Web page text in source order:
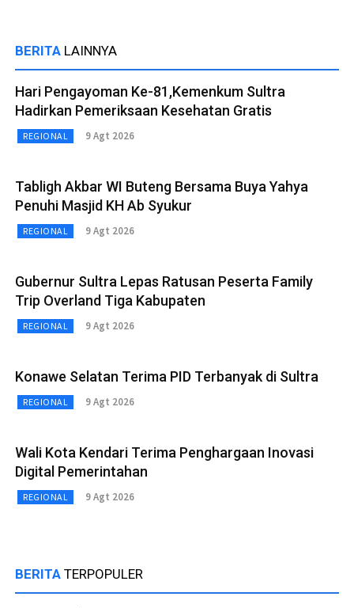
BERITA LAINNYA
Hari Pengayoman Ke-81,Kemenkum Sultra
Hadirkan Pemeriksaan Kesehatan Gratis
REGIONAL 9 Agt 2026
Tabligh Akbar WI Buteng Bersama Buya Yahya
Penuhi Masjid KH Ab Syukur
REGIONAL 9 Agt 2026
Gubernur Sultra Lepas Ratusan Peserta Family
Trip Overland Tiga Kabupaten
REGIONAL 9 Agt 2026
Konawe Selatan Terima PID Terbanyak di Sultra
REGIONAL 9 Agt 2026
Wali Kota Kendari Terima Penghargaan Inovasi
Digital Pemerintahan
REGIONAL 9 Agt 2026
BERITA TERPOPULER